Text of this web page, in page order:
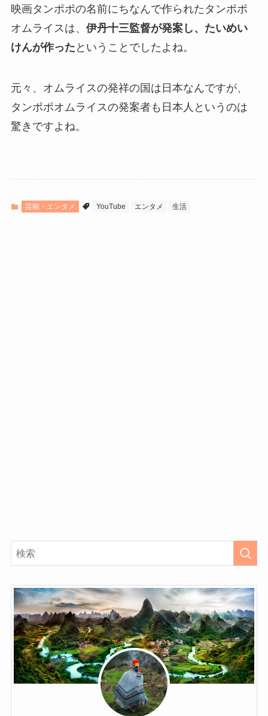
映画タンポポの名前にちなんで作られたタンポポ
オムライスは、 伊丹十三監督が発案し、たいめい
けんが作った ということでしたよね。
元々、オムライスの発祥の国は日本なんですが、
タンポポオムライスの発案者も日本人というのは
驚きですよね。
芸能・エンタメ YouTube エンタメ 生活